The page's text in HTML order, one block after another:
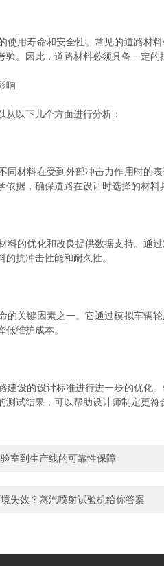
用寿命和安全性。常见的道路材料
。因此，道路材料必须具备一定
响
以下几个方面进行分析：
料在受到外部冲击力作用时的表
据，确保道路在设计时选择的材料
的优化和改良提供数据支持。通过
抗冲击性能和耐久性。
关键因素之一。它通过模拟车辆轮
维护成本。
的设计标准进行进一步的优化。
试结果，可以帮助设计师制定更符
室到生产线的可靠性保障
失效？蒸汽喷射试验机给你答案